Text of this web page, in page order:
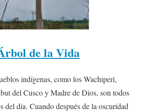
de la Vida
indígenas, como los Wachiperi,
del Cusco y Madre de Dios, son todos
del día. Cuando después de la oscuridad